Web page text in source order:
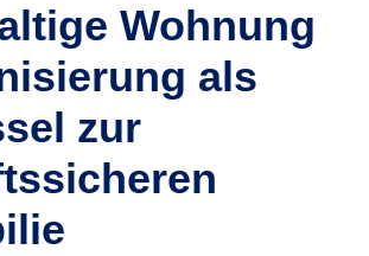
Wohnung
als
zur